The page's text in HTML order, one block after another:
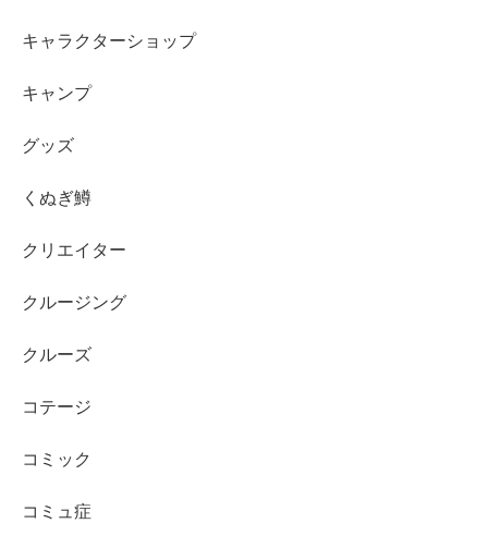
キャラクターショップ
キャンプ
グッズ
くぬぎ鱒
クリエイター
クルージング
クルーズ
コテージ
コミック
コミュ症